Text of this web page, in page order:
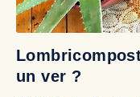
un ver ?